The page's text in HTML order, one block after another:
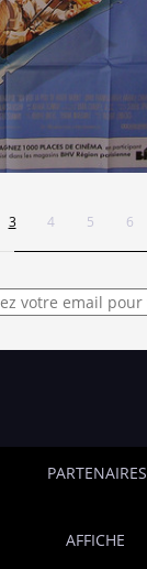
3 4 5 6
PARTENAIRES
AFFICHE